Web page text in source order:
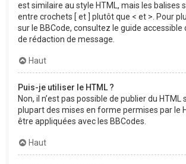
est similaire au style HTML, mais les balises
entre crochets [ et ] plutôt que < et >. Pour
sur le BBCode, consultez le guide accessible
de rédaction de message.
Haut
Puis-je utiliser le HTML ?
Non, il n’est pas possible de publier du
plupart des mises en forme permises par le
être appliquées avec les BBCodes.
Haut